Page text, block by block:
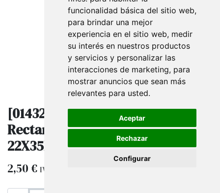
funcionalidad básica del sitio web,
para brindar una mejor
experiencia en el sitio web, medir
su interés en nuestros productos
y servicios y personalizar las
interacciones de marketing, para
mostrar anuncios que sean más
relevantes para usted.
Aceptar
Rechazar
Configurar
[014323] Etiquetas De Hilo
Rectangular Azul Ref 12930
22X35Mm 100U/Paq
2,50€ IVA excluido